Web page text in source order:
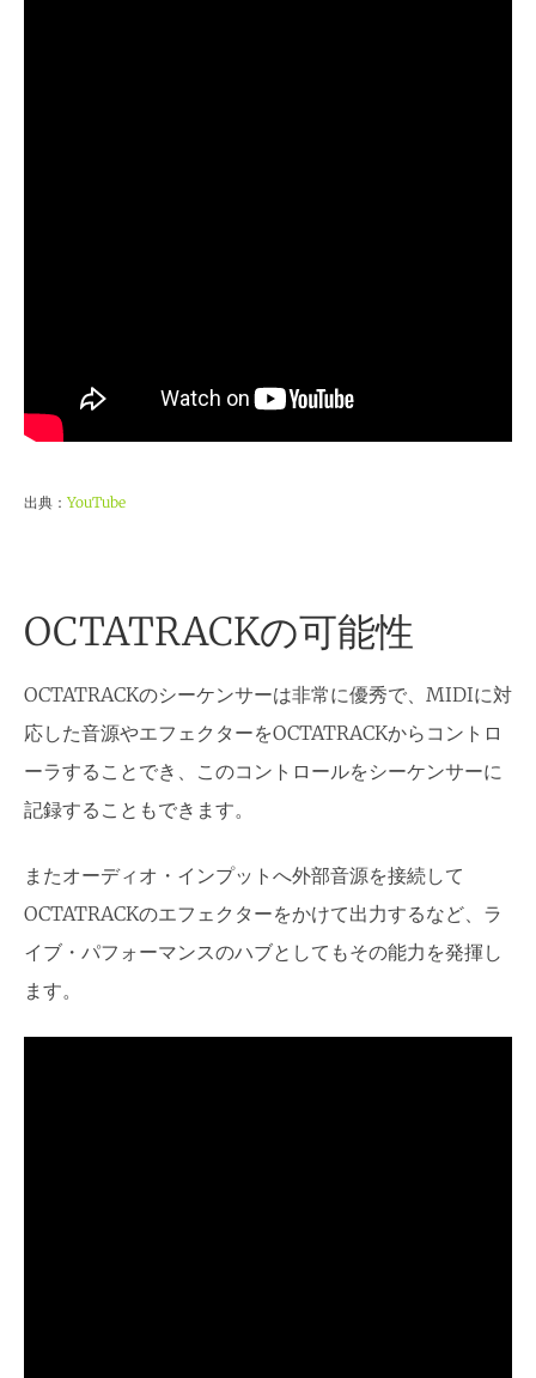
出典： YouTube
OCTATRACKの可能性
OCTATRACKのシーケンサーは非常に優秀で、MIDIに対
応した音源やエフェクターをOCTATRACKからコントロ
ーラすることでき、このコントロールをシーケンサーに
記録することもできます。
またオーディオ・インプットへ外部音源を接続して
OCTATRACKのエフェクターをかけて出力するなど、ラ
イブ・パフォーマンスのハブとしてもその能力を発揮し
ます。